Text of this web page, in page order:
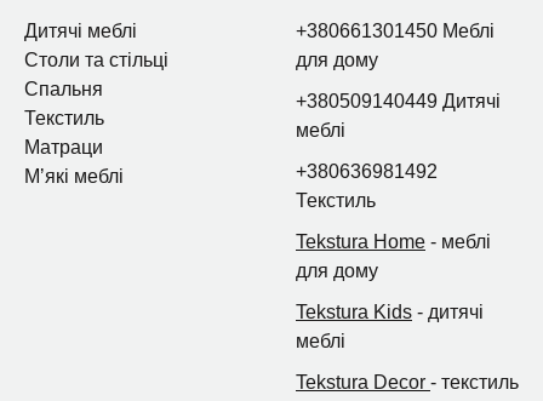
Дитячі меблі
Столи та стільці
Спальня
Текстиль
Матраци
Мʼякі меблі
+380661301450 Меблі
для дому
+380509140449 Дитячі
меблі
+380636981492
Текстиль
Tekstura Home - меблі
для дому
Tekstura Kids - дитячі
меблі
Tekstura Decor - текстиль